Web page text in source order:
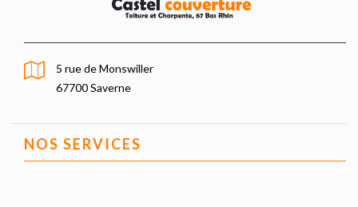
5 rue de Monswiller
67700 Saverne
NOS SERVICES